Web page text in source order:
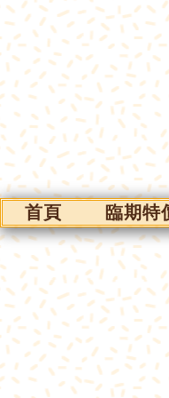
首頁 臨期特